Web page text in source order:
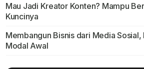
Mau Jadi Kreator Konten? Mampu
Kuncinya
Membangun Bisnis dari Media Sosial,
Modal Awal